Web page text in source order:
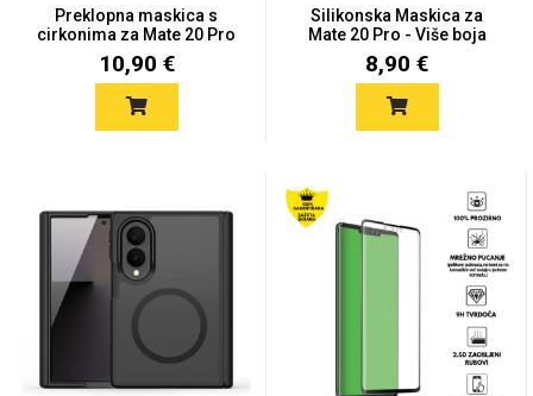
Preklopna maskica s
cirkonima za Mate 20 Pro
-...
10,90 €
Silikonska Maskica za
Mate 20 Pro - Više boja
8,90 €
Apstraktni motivi